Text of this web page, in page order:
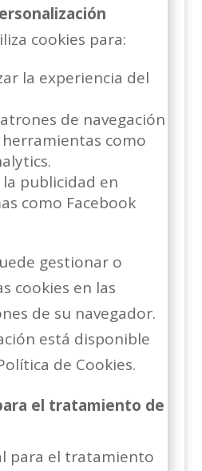
cookies para:
la experiencia del
de navegación
como
publicidad en
como Facebook
gestionar o
cookies en las
de su navegador.
está disponible
de Cookies.
el tratamiento de
para el tratamiento